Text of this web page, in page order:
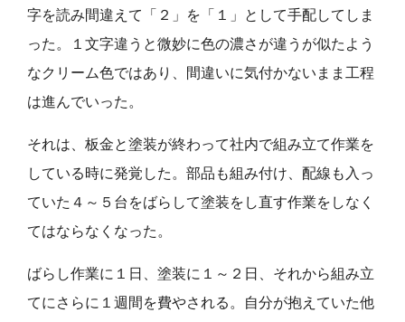
字を読み間違えて「２」を「１」として手配してしま
った。１文字違うと微妙に色の濃さが違うが似たよう
なクリーム色ではあり、間違いに気付かないまま工程
は進んでいった。
それは、板金と塗装が終わって社内で組み立て作業を
している時に発覚した。部品も組み付け、配線も入っ
ていた４～５台をばらして塗装をし直す作業をしなく
てはならなくなった。
ばらし作業に１日、塗装に１～２日、それから組み立
てにさらに１週間を費やされる。自分が抱えていた他